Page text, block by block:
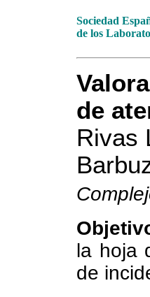
Sociedad
de los
de
Rivas
la hoja
de